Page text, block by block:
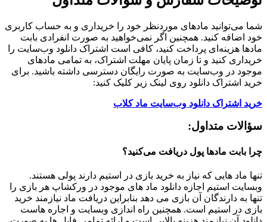
شما می‌توانید مادهای موردنظر خود را خریداری و به حساب کاربری
خود اضافه کنید. همچنین اگر نمی‌خواهید به صورت انفرادی بابت
مادها هزینه‌ای پرداخت کنید، کافی است اشتراک دانلود وب‌سایت را
خریداری کنید و تا زمان پایان مهلت اشتراک، به تمامی مادهای
موجود در وب‌سایت به صورت رایگان دسترسی داشته باشید. برای
خرید اشتراک دانلود روی لینک زیر کلیک کنید:
خرید اشتراک دانلود وب‌سایت ماد کلاب
سؤالات متداول:
چرا بابت مادها پول دریافت می‌کنید؟
تنها ماد هایی که نیاز به خرید بازی در استیم دارند پولی هستند.
وبسایت استیم اجازه دانلود ماد های موجود در ورکشاپ هر بازی را
تنها به دارندگان آن بازی می دهد بنابراین دریافت ماد نیازمند خرید
بازی در استیم است. همچنین راه اندازی وبسایت و اجاره هاست